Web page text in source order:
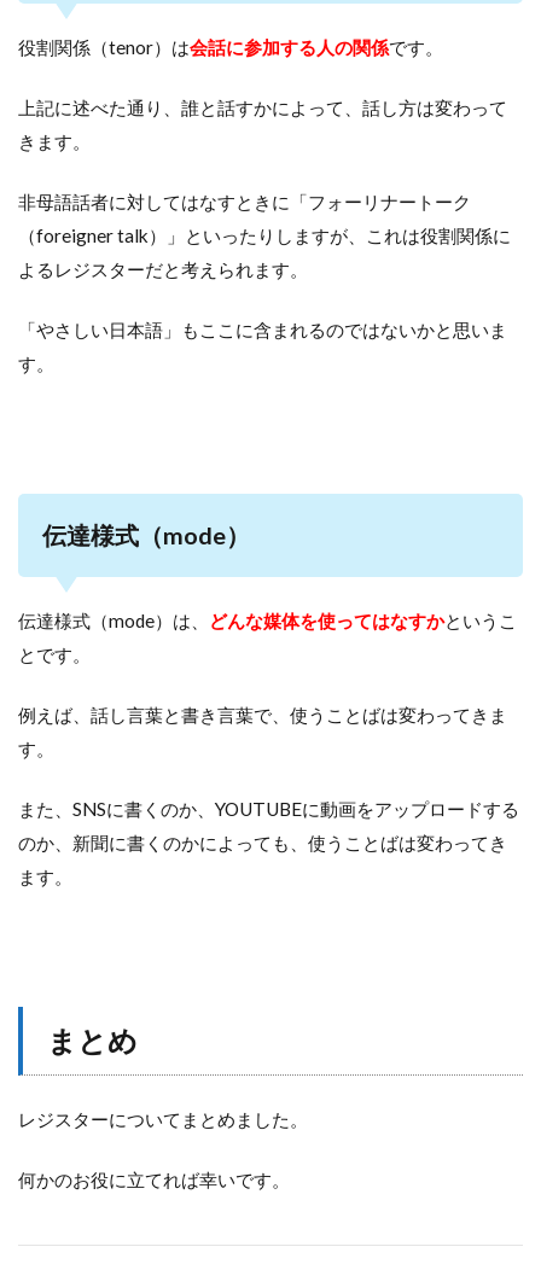
役割関係（tenor）は会話に参加する人の関係です。
上記に述べた通り、誰と話すかによって、話し方は変わって
きます。
非母語話者に対してはなすときに「フォーリナートーク
（foreigner talk）」といったりしますが、これは役割関係に
よるレジスターだと考えられます。
「やさしい日本語」もここに含まれるのではないかと思いま
す。
伝達様式（mode）
伝達様式（mode）は、 どんな媒体を使ってはなすかというこ
とです。
例えば、話し言葉と書き言葉で、使うことばは変わってきま
す。
また、SNSに書くのか、YOUTUBEに動画をアップロードする
のか、新聞に書くのかによっても、使うことばは変わってき
ます。
まとめ
レジスターについてまとめました。
何かのお役に立てれば幸いです。